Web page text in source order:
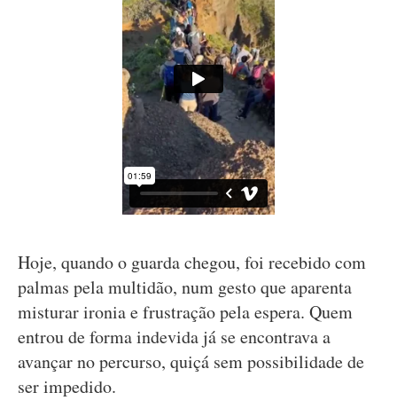
Hoje, quando o guarda chegou, foi recebido com
palmas pela multidão, num gesto que aparenta
misturar ironia e frustração pela espera. Quem
entrou de forma indevida já se encontrava a
avançar no percurso, quiçá sem possibilidade de
ser impedido.